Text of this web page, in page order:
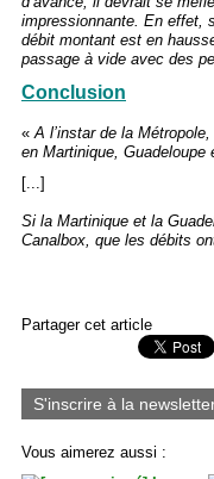
impressionnante. En effet,
débit montant est en
passage à vide avec des
Conclusion
« A l’instar de la
en Martinique, Guadeloupe
[...]
Si la Martinique et la
Canalbox, que les débits
Partager cet article
S'inscrire à la
Vous aimerez aussi :